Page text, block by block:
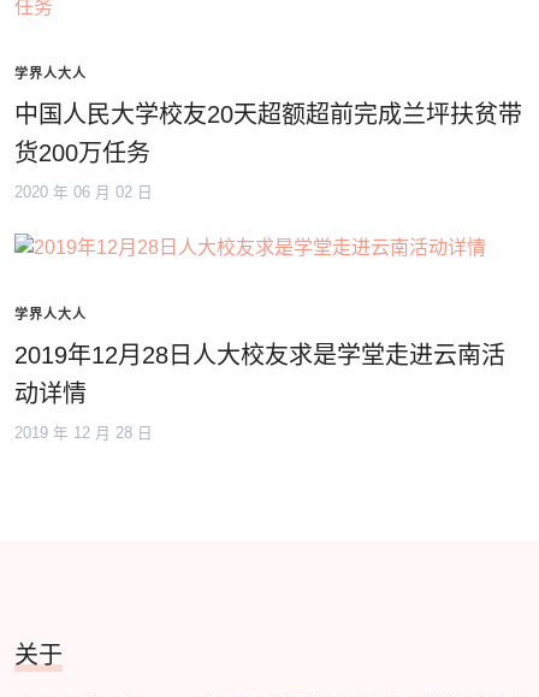
学界人大人
中国人民大学校友20天超额超前完成兰坪扶贫带
货200万任务
2020 年 06 月 02 日
学界人大人
2019年12月28日人大校友求是学堂走进云南活
动详情
2019 年 12 月 28 日
关于